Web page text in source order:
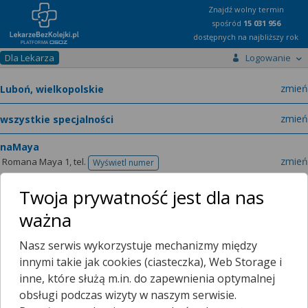
Znajdź wolny termin
spośród 15 031 956
dostępnych na najbliższy rok
Dla Lekarza Logowanie
zmień
zmień
naMaya
Romana Maya 1,tel. Wyświetl numer
telefonu zmień
Lekarze O placówce
Terminarze Filtrowanie wyników
Poradnia (gabinet) Lekarza POZ
Twoja prywatność jest dla nas
ważna
Nasz serwis wykorzystuje mechanizmy między
innymi takie jak cookies (ciasteczka), Web Storage i
inne, które służą m.in. do zapewnienia optymalnej
obsługi podczas wizyty w naszym serwisie.